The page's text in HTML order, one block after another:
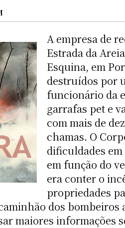
A empresa de
Estrada da
Esquina, em
destruídos por
funcionário da
garrafas pet e
com mais de
chamas. O
dificuldades
em função do
era conter o
propriedades
dos
maiores